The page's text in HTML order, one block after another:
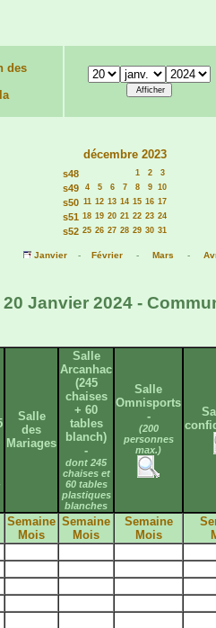
des
décembre 2023
s48 1 2 3
s49 4 5 6 7 8 9 10
s50 11 12 13 14 15 16 17
s51 18 19 20 21 22 23 24
s52 25 26 27 28 29 30 31
Janvier - Février - Mars -
Janvier 2024 -
Salle
des
Mariages
Salle
Arcanhac
(245
chaises
+ 60
tables
blanch)
-
dont 245
chaises et
60 tables
plastiques
blanches
Salle
Omnisports
-
(200
personnes
max.)
Semaine
Mois
Semaine
Mois
Semaine
Mois